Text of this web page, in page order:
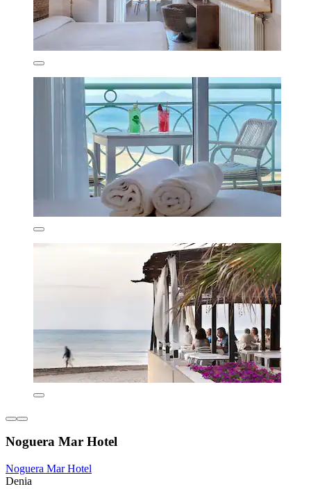
Noguera Mar Hotel
Noguera Mar Hotel
Denia